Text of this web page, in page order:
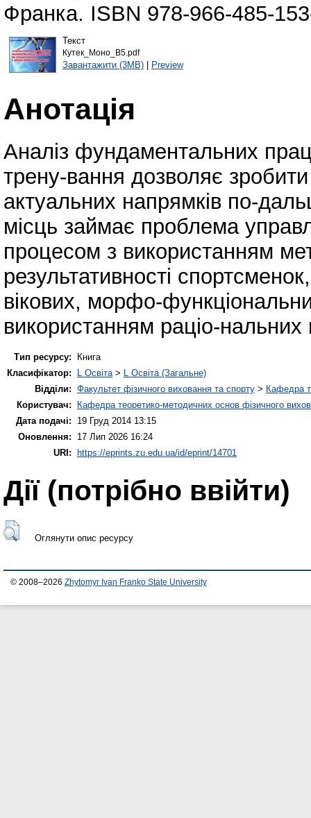
Франка. ISBN 978-966-485-
Текст
Кутек_Моно_В5.pdf
Завантажити (3MB)| Preview
Анотація
Аналіз фундаментальних
трену-вання дозволяє
актуальних напрямків по-
місць займає проблема
процесом з використанням
результативності
вікових, морфо-
використанням раціо-нальних
Тип ресурсу:
Книга
Класифікатор:
L Освіта > L Освіта (Загальне)
Відділи: Факультет фізичного виховання та спорту > Кафедра
Користувач:
Кафедра теоретико-методичних основ фізичного
Дата подачі:
19 Груд 2014 13:15
Оновлення:
17 Лип 2026 16:24
URI: https://eprints.zu.edu.ua/id/eprint/14701
Дії ​​(потрібно ввійти)
Оглянути опис ресурсу
© 2008–2026 Zhytomyr Ivan Franko State University